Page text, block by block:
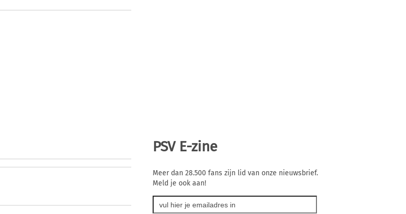
PSV E-zine
Meer dan 28.500 fans zijn lid van onze nieuwsbrief.
Meld je ook aan!